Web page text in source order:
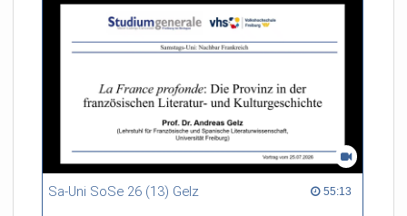
Sa-Uni SoSe 26 (13) Gelz 55:13
55:13 duration